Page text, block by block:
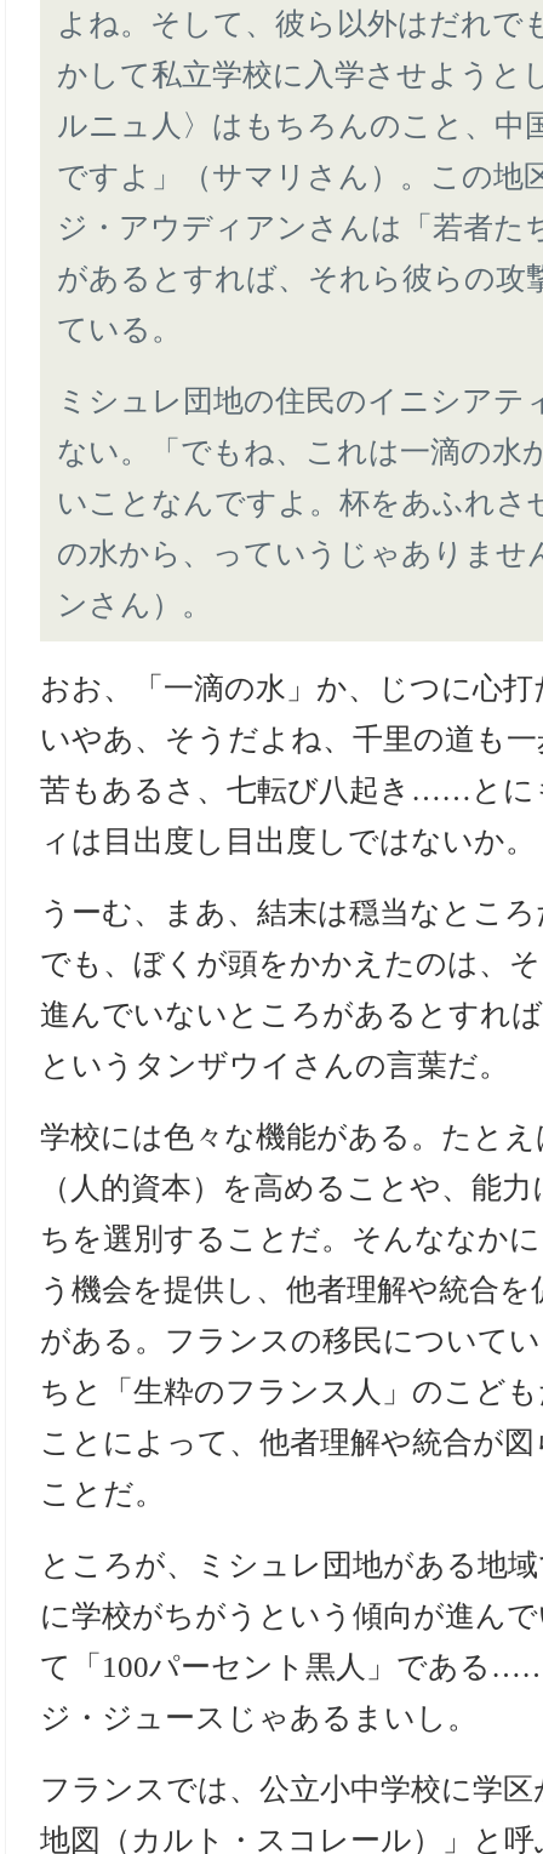
よね。そして、彼ら以外はだれで
かして私立学校に入学させようと
ルニュ人〉はもちろんのこと、中
ですよ」（サマリさん）。この地
ジ・アウディアンさんは「若者た
があるとすれば、それら彼らの攻
ている。
ミシュレ団地の住民のイニシアテ
ない。「でもね、これは一滴の水
いことなんですよ。杯をあふれさ
の水から、っていうじゃありませ
ンさん）。
おお、「一滴の水」か、じつに心
いやあ、そうだよね、千里の道も
苦もあるさ、七転び八起き……とに
ィは目出度し目出度しではないか。
うーむ、まあ、結末は穏当なとこ
でも、ぼくが頭をかかえたのは、
進んでいないところがあるとすれ
というタンザウイさんの言葉だ。
学校には色々な機能がある。たと
（人的資本）を高めることや、能
ちを選別することだ。そんななか
う機会を提供し、他者理解や統合
がある。フランスの移民について
ちと「生粋のフランス人」のこど
ことによって、他者理解や統合が
ことだ。
ところが、ミシュレ団地がある地
に学校がちがうという傾向が進ん
て「100パーセント黒人」である
ジ・ジュースじゃあるまいし。
フランスでは、公立小中学校に学
地図（カルト・スコレール）」と呼